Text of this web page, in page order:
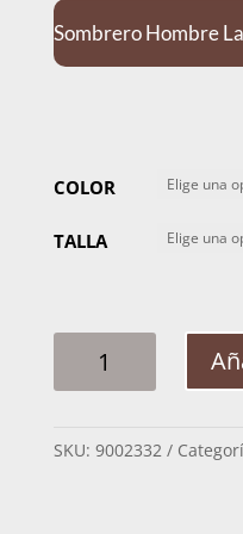
Sombrero Hombre
COLOR
TALLA
HOMBRE
COUNTRY
SKU: 9002332